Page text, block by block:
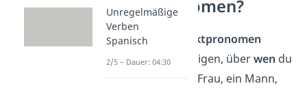
Personalpronomen?
spanischen Subjektpronomen
brauchst du, um zu zeigen, überwen du
sprichst — sei es eine Frau, ein Mann,
Unregelmäßige
Verben
Spanisch
2/5 – Dauer: 04:30